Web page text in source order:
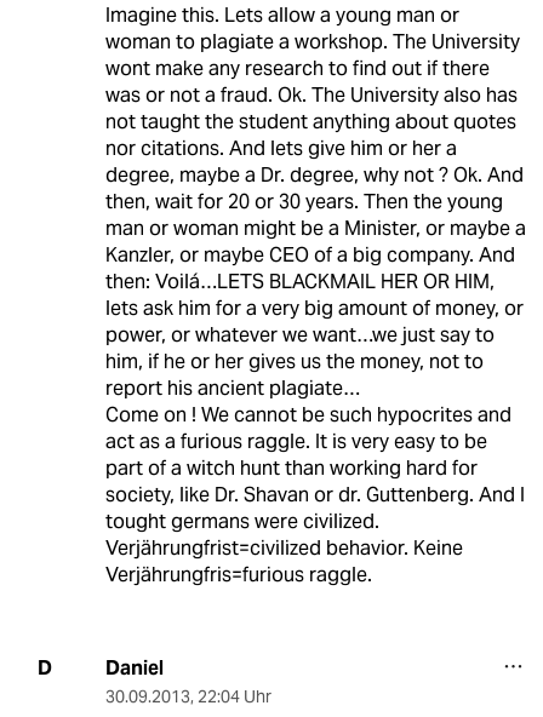
Imagine this. Lets allow a young man or
woman to plagiate a workshop. The University
wont make any research to find out if there
was or not a fraud. Ok. The University also has
not taught the student anything about quotes
nor citations. And lets give him or her a
degree, maybe a Dr. degree, why not ? Ok. And
then, wait for 20 or 30 years. Then the young
man or woman might be a Minister, or maybe a
Kanzler, or maybe CEO of a big company. And
then: Voilá…LETS BLACKMAIL HER OR HIM,
lets ask him for a very big amount of money, or
power, or whatever we want…we just say to
him, if he or her gives us the money, not to
report his ancient plagiate…
Come on ! We cannot be such hypocrites and
act as a furious raggle. It is very easy to be
part of a witch hunt than working hard for
society, like Dr. Shavan or dr. Guttenberg. And I
tought germans were civilized.
Verjährungfrist=civilized behavior. Keine
Verjährungfris=furious raggle.
D Daniel
30.09.2013, 22:04 Uhr